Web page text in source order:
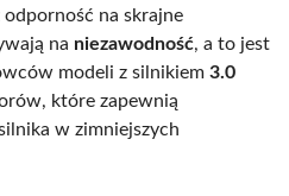
na skrajne
na niezawodność, a to jest
modeli z silnikiem 3.0
które zapewnią
w zimniejszych